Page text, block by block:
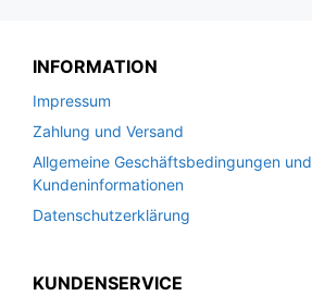
INFORMATION
Impressum
Zahlung und Versand
Allgemeine Geschäftsbedingungen und
Kundeninformationen
Datenschutzerklärung
KUNDENSERVICE